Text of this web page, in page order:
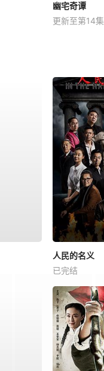
幽宅奇谭
更新至第14集
人民的名义
已完结